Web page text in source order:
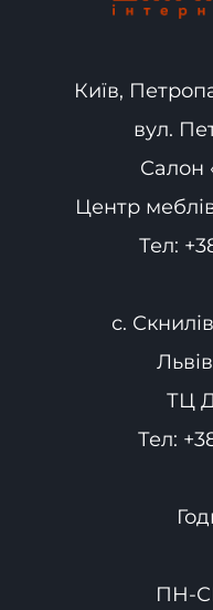
Київ,
вул.
Салон
Центр
Тел:
с.
ТЦ
Тел:
ПН-